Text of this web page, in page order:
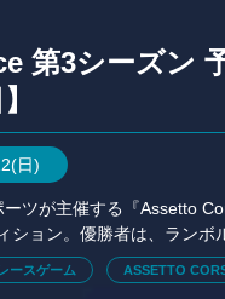
第3シーズン
日)
ツが主催する『Assetto
ション。優勝者は、ランボ
機会が与えられる。
ースゲーム ASSETTO